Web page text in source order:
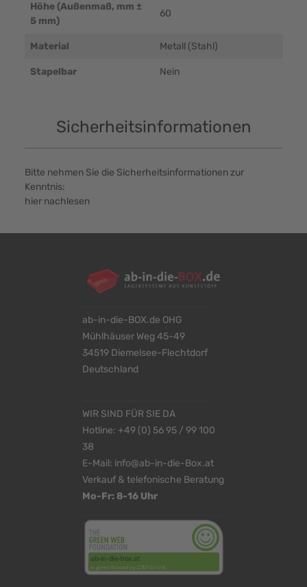
Höhe (Außenmaß, mm ±
5 mm)
60
Material Metall (Stahl)
Stapelbar Nein
Sicherheitsinformationen
Bitte nehmen Sie die Sicherheitsinformationen zur
Kenntnis:
hier nachlesen
ab-in-die-BOX.de OHG
Mühlhäuser Weg 45-49
34519 Diemelsee-Flechtdorf
Deutschland
WIR SIND FÜR SIE DA
Hotline: +49 (0) 56 95 / 99 100
38
E-Mail: info@ab-in-die-Box.at
Verkauf & telefonische Beratung
Mo-Fr: 8-16 Uhr